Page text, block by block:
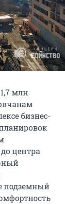
млн
бизнес-
центра
подземный